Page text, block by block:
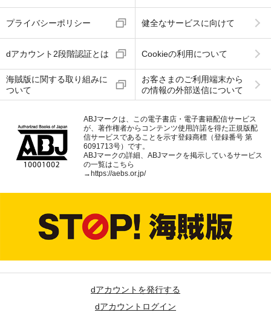
プライバシーポリシー 健全なサービスに向けて
dアカウント2段階認証とは Cookieの利用について
海賊版に関する取り組みに
ついて
お客さまのご利用端末から
の情報の外部送信について
ABJマークは、この電子書店・電子書籍配信サービス
が、著作権者からコンテンツ使用許諾を得た正規版配
信サービスであることを示す登録商標（登録番号 第
6091713号）です。
ABJマークの詳細、ABJマークを掲示しているサービス
の一覧はこちら
→https://aebs.or.jp/
dアカウントを発行する
dアカウントログイン